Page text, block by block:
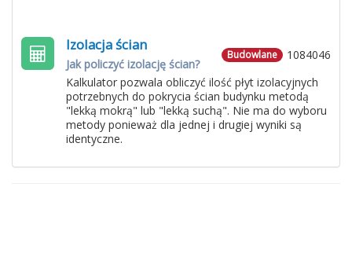
1084046
Budowlane
Izolacja ścian
Jak policzyć izolację ścian?
Kalkulator pozwala obliczyć ilość płyt izolacyjnych
potrzebnych do pokrycia ścian budynku metodą
"lekką mokrą" lub "lekką suchą". Nie ma do wyboru
metody ponieważ dla jednej i drugiej wyniki są
identyczne.